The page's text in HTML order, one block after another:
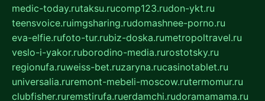
medic-today.rutaksu.rucomp123.rudon-ykt.ru
teensvoice.ruimgsharing.rudomashnee-porno.ru
eva-elfie.rufoto-tur.rubiz-doska.rumetropoltravel.ru
veslo-i-yakor.ruborodino-media.rurostotsky.ru
regionufa.ruweiss-bet.ruzaryna.rucasinotablet.ru
universalia.ruremont-mebeli-moscow.rutermomur.ru
clubfisher.ruremstirufa.ruerdamchi.rudoramamama.ru